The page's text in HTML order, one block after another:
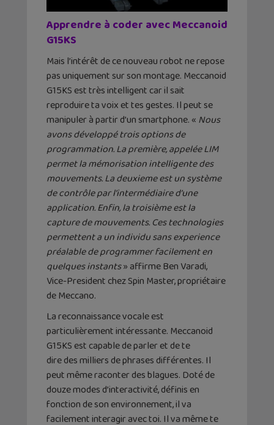
Apprendre à coder avec Meccanoid
G15KS
Mais l’intérêt de ce nouveau robot ne repose
pas uniquement sur son montage. Meccanoid
G15KS est très intelligent car il sait
reproduire ta voix et tes gestes. Il peut se
manipuler à partir d’un smartphone. « Nous
avons développé trois options de
programmation. La première, appelée LIM
permet la mémorisation intelligente des
mouvements. La deuxieme est un système
de contrôle par l’intermédiaire d’une
application. Enfin, la troisième est la
capture de mouvements. Ces technologies
permettent a un individu sans experience
préalable de programmer facilement en
quelques instants» affirme Ben Varadi,
Vice-President chez Spin Master, propriétaire
de Meccano.
La reconnaissance vocale est
particulièrement intéressante. Meccanoid
G15KS est capable de parler et de te
dire des milliers de phrases différentes. Il
peut même raconter des blagues. Doté de
douze modes d’interactivité, définis en
fonction de son environnement, il va
facilement interagir avec toi. Il va même te